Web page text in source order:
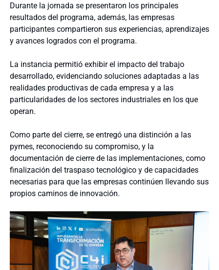
Durante la jornada se presentaron los principales
resultados del programa, además, las empresas
participantes compartieron sus experiencias, aprendizajes
y avances logrados con el programa.
La instancia permitió exhibir el impacto del trabajo
desarrollado, evidenciando soluciones adaptadas a las
realidades productivas de cada empresa y a las
particularidades de los sectores industriales en los que
operan.
Como parte del cierre, se entregó una distinción a las
pymes, reconociendo su compromiso, y la
documentación de cierre de las implementaciones, como
finalización del traspaso tecnológico y de capacidades
necesarias para que las empresas continúen llevando sus
propios caminos de innovación.